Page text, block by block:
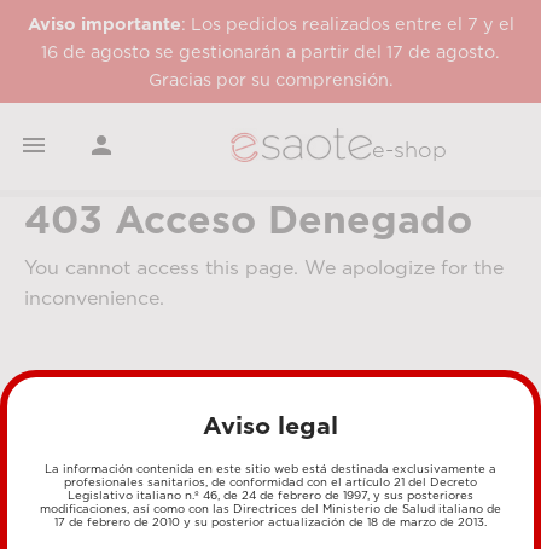
Aviso importante: Los pedidos realizados entre el 7 y el
16 de agosto se gestionarán a partir del 17 de agosto.
Gracias por su comprensión.
  e-shop
403 Acceso Denegado
You cannot access this page. We apologize for the
inconvenience.
MÉTODOS DE PAGO
Aviso legal
La información contenida en este sitio web está destinada exclusivamente a
profesionales sanitarios, de conformidad con el artículo 21 del Decreto
Legislativo italiano n.º 46, de 24 de febrero de 1997, y sus posteriores
modificaciones, así como con las Directrices del Ministerio de Salud italiano de
17 de febrero de 2010 y su posterior actualización de 18 de marzo de 2013.